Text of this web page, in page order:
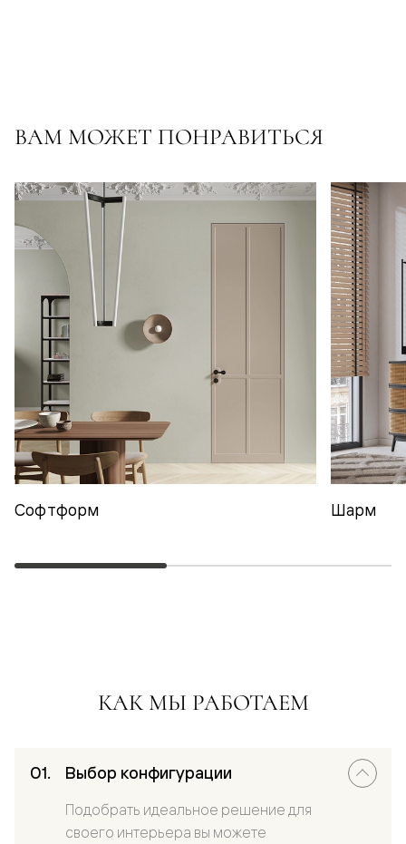
ВАМ МОЖЕТ ПОНРАВИТЬСЯ
Софтформ Шарм
КАК МЫ РАБОТАЕМ
Выбор конфигурации
Подобрать идеальное решение для
своего интерьера вы можете